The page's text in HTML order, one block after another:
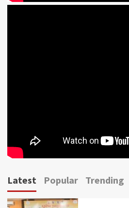
Latest Popular Trending